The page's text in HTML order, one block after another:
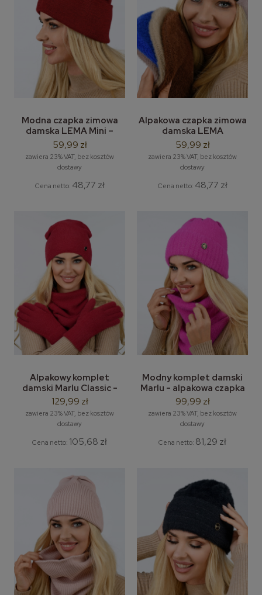
Modna czapka zimowa
damska LEMA Mini –
wywijana czapka beanie
59,99 zł
zawiera 23% VAT, bez kosztów
dostawy
Cena netto: 48,77 zł
Alpakowa czapka zimowa
damska LEMA
Smerfetka – ciepła i
modna czapka na zimę
59,99 zł
zawiera 23% VAT, bez kosztów
dostawy
Cena netto: 48,77 zł
Alpakowy komplet
damski Marlu Classic -
zestaw: alpakowa czapka,
komin, rękawiczki
129,99 zł
zawiera 23% VAT, bez kosztów
dostawy
Cena netto: 105,68 zł
Modny komplet damski
Marlu - alpakowa czapka
beanie z lurexem i komin /
tuba
99,99 zł
zawiera 23% VAT, bez kosztów
dostawy
Cena netto: 81,29 zł